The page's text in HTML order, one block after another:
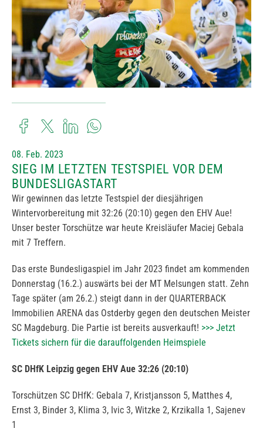
08. Feb. 2023
SIEG IM LETZTEN TESTSPIEL VOR DEM
BUNDESLIGASTART
Wir gewinnen das letzte Testspiel der diesjährigen
Wintervorbereitung mit 32:26 (20:10) gegen den EHV Aue!
Unser bester Torschütze war heute Kreisläufer Maciej Gebala
mit 7 Treffern.
Das erste Bundesligaspiel im Jahr 2023 findet am kommenden
Donnerstag (16.2.) auswärts bei der MT Melsungen statt. Zehn
Tage später (am 26.2.) steigt dann in der QUARTERBACK
Immobilien ARENA das Ostderby gegen den deutschen Meister
SC Magdeburg. Die Partie ist bereits ausverkauft! >>> Jetzt
Tickets sichern für die darauffolgenden Heimspiele
SC DHfK Leipzig gegen EHV Aue 32:26 (20:10)
Torschützen SC DHfK: Gebala 7, Kristjansson 5, Matthes 4,
Ernst 3, Binder 3, Klima 3, Ivic 3, Witzke 2, Krzikalla 1, Sajenev
1